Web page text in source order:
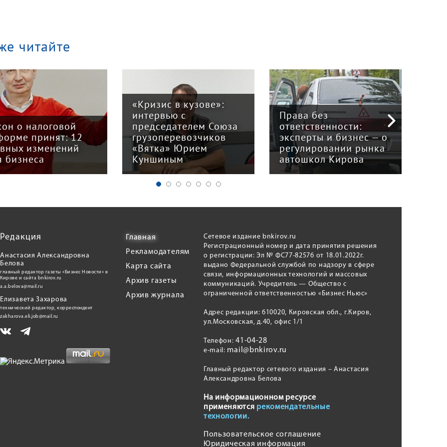
читайте
о налоговой
принят: 12
изменений
бизнеса
«Кризис в кузове»:
интервью с
председателем Союза
грузоперевозчиков
«Вятка» Юрием
Куншиным
Права без
ответственности:
эксперты и бизнес — о
регулировании рынка
автошкол Кирова
Редакция
Анастасия Александровна
Белова
главный редактор газеты «Бизнес Новости» в
Кирове и сайта bnkirov.ru
a.a.belova@mail.ru
Елизавета Захарова
технический редактор, корреспондент
zakharova.eli.job@mail.ru
Главная
Рекламодателям
Карта сайта
Архив газеты
Архив журнала
Сетевое издание bnkirov.ru
Регистрационный номер и дата принятия решения
о регистрации: Эл № ФС77-82576 от 18.01.2022г.
выдано Федеральной службой по надзору в сфере
связи, информационных технологий и массовых
коммуникаций. Учредитель — Общество с
ограниченной ответственностью «Бизнес Ньюс»
Адрес редакции: 610020, Кировская обл., г.Киров,
ул.Московская, д.40, офис 1/1
Телефон:41-04-28
e-mail: mail@bnkirov.ru
Главный редактор сетевого издания – Анастасия
Александровна Белова
На информационном ресурсе
применяются рекомендательные
технологии.
Пользовательское соглашение
Юридическая информация